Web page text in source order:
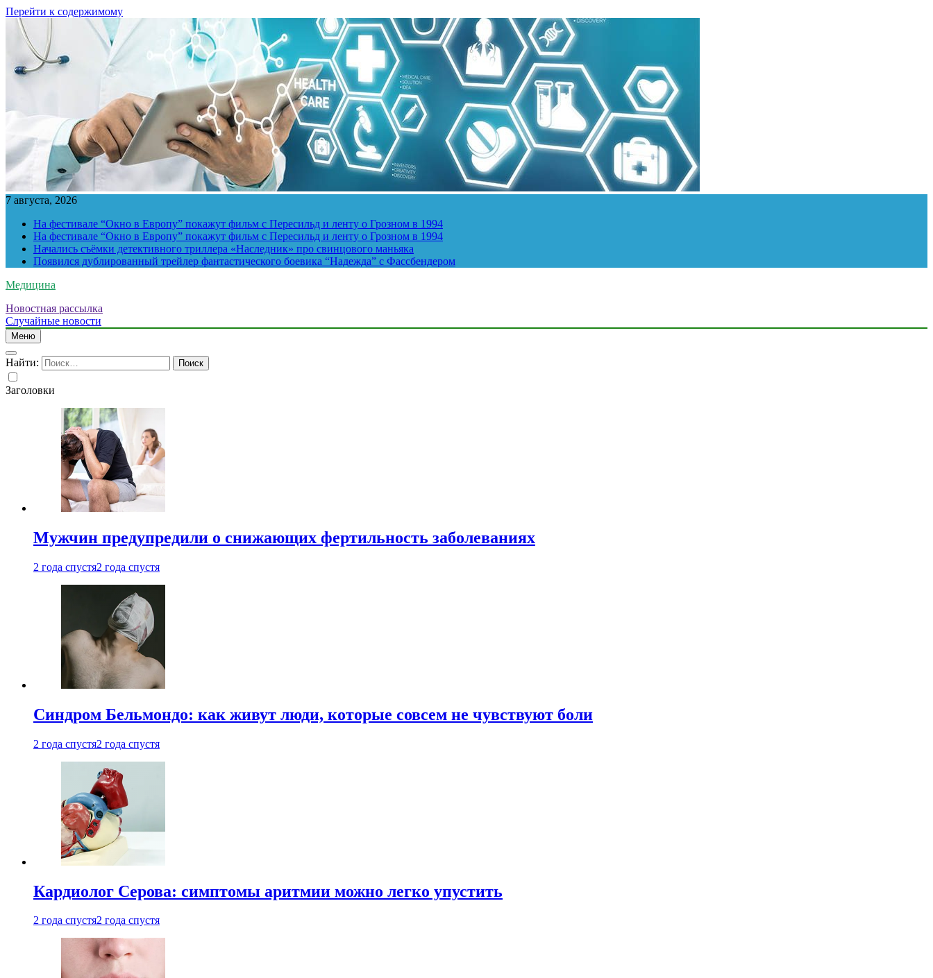
Перейти к содержимому
7 августа, 2026
На фестивале “Окно в Европу” покажут фильм с Пересильд и ленту о Грозном в 1994
На фестивале “Окно в Европу” покажут фильм с Пересильд и ленту о Грозном в 1994
Начались съёмки детективного триллера «Наследник» про свинцового маньяка
Появился дублированный трейлер фантастического боевика “Надежда” с Фассбендером
Медицина
Новостная рассылка
Случайные новости
Меню
Найти:
Заголовки
Мужчин предупредили о снижающих фертильность заболеваниях
2 года спустя2 года спустя
Синдром Бельмондо: как живут люди, которые совсем не чувствуют боли
2 года спустя2 года спустя
Кардиолог Серова: симптомы аритмии можно легко упустить
2 года спустя2 года спустя